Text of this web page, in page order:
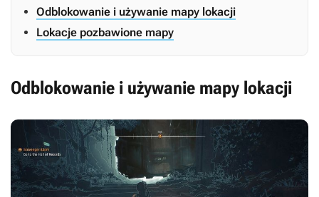
Odblokowanie i używanie mapy lokacji
Lokacje pozbawione mapy
Odblokowanie i używanie mapy lokacji